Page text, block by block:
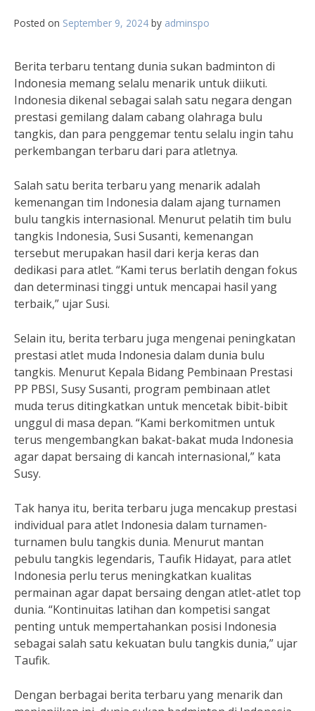
Posted on September 9, 2024 by adminspo
Berita terbaru tentang dunia sukan badminton di
Indonesia memang selalu menarik untuk diikuti.
Indonesia dikenal sebagai salah satu negara dengan
prestasi gemilang dalam cabang olahraga bulu
tangkis, dan para penggemar tentu selalu ingin tahu
perkembangan terbaru dari para atletnya.
Salah satu berita terbaru yang menarik adalah
kemenangan tim Indonesia dalam ajang turnamen
bulu tangkis internasional. Menurut pelatih tim bulu
tangkis Indonesia, Susi Susanti, kemenangan
tersebut merupakan hasil dari kerja keras dan
dedikasi para atlet. “Kami terus berlatih dengan fokus
dan determinasi tinggi untuk mencapai hasil yang
terbaik,” ujar Susi.
Selain itu, berita terbaru juga mengenai peningkatan
prestasi atlet muda Indonesia dalam dunia bulu
tangkis. Menurut Kepala Bidang Pembinaan Prestasi
PP PBSI, Susy Susanti, program pembinaan atlet
muda terus ditingkatkan untuk mencetak bibit-bibit
unggul di masa depan. “Kami berkomitmen untuk
terus mengembangkan bakat-bakat muda Indonesia
agar dapat bersaing di kancah internasional,” kata
Susy.
Tak hanya itu, berita terbaru juga mencakup prestasi
individual para atlet Indonesia dalam turnamen-
turnamen bulu tangkis dunia. Menurut mantan
pebulu tangkis legendaris, Taufik Hidayat, para atlet
Indonesia perlu terus meningkatkan kualitas
permainan agar dapat bersaing dengan atlet-atlet top
dunia. “Kontinuitas latihan dan kompetisi sangat
penting untuk mempertahankan posisi Indonesia
sebagai salah satu kekuatan bulu tangkis dunia,” ujar
Taufik.
Dengan berbagai berita terbaru yang menarik dan